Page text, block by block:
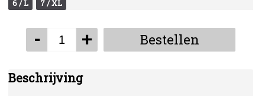
6 / L 7 / XL
- + Bestellen
Beschrijving